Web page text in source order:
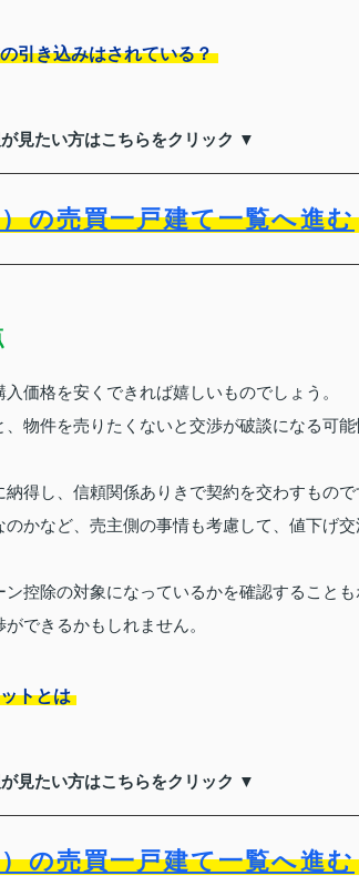
引き込みはされている？
見たい方はこちらをクリック ▼
の売買一戸建て一覧へ進む
価格を安くできれば嬉しいものでしょう。
物件を売りたくないと交渉が破談になる可
得し、信頼関係ありきで契約を交わすもので
かなど、売主側の事情も考慮して、値下げ交
控除の対象になっているかを確認することも
できるかもしれません。
トとは
見たい方はこちらをクリック ▼
の売買一戸建て一覧へ進む